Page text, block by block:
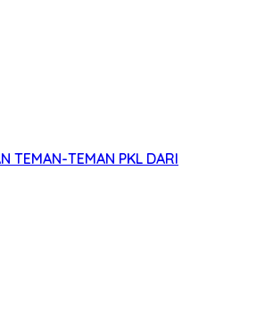
TEMAN-TEMAN PKL DARI